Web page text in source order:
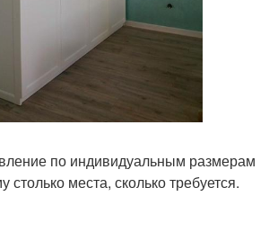
по индивидуальным размерам
столько места, сколько требуется.